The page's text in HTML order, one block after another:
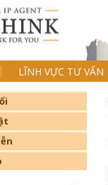
LĨNH VỰC TƯ VẤN